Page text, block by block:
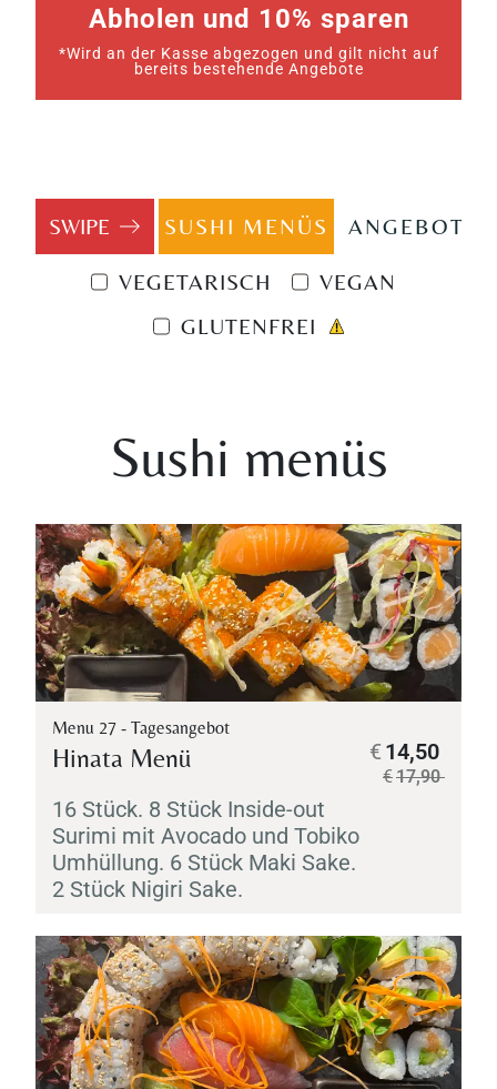
Abholen und 10% sparen
*Wird an der Kasse abgezogen und gilt nicht auf
bereits bestehende Angebote
SUSHI MENÜS ANGEBOTE
VEGETARISCH
VEGAN
GLUTENFREI
Sushi menüs
Menu 27 - Tagesangebot
Hinata Menü
16 Stück. 8 Stück Inside-out
Surimi mit Avocado und Tobiko
Umhüllung. 6 Stück Maki Sake.
2 Stück Nigiri Sake.
17,90
€
14,50
€